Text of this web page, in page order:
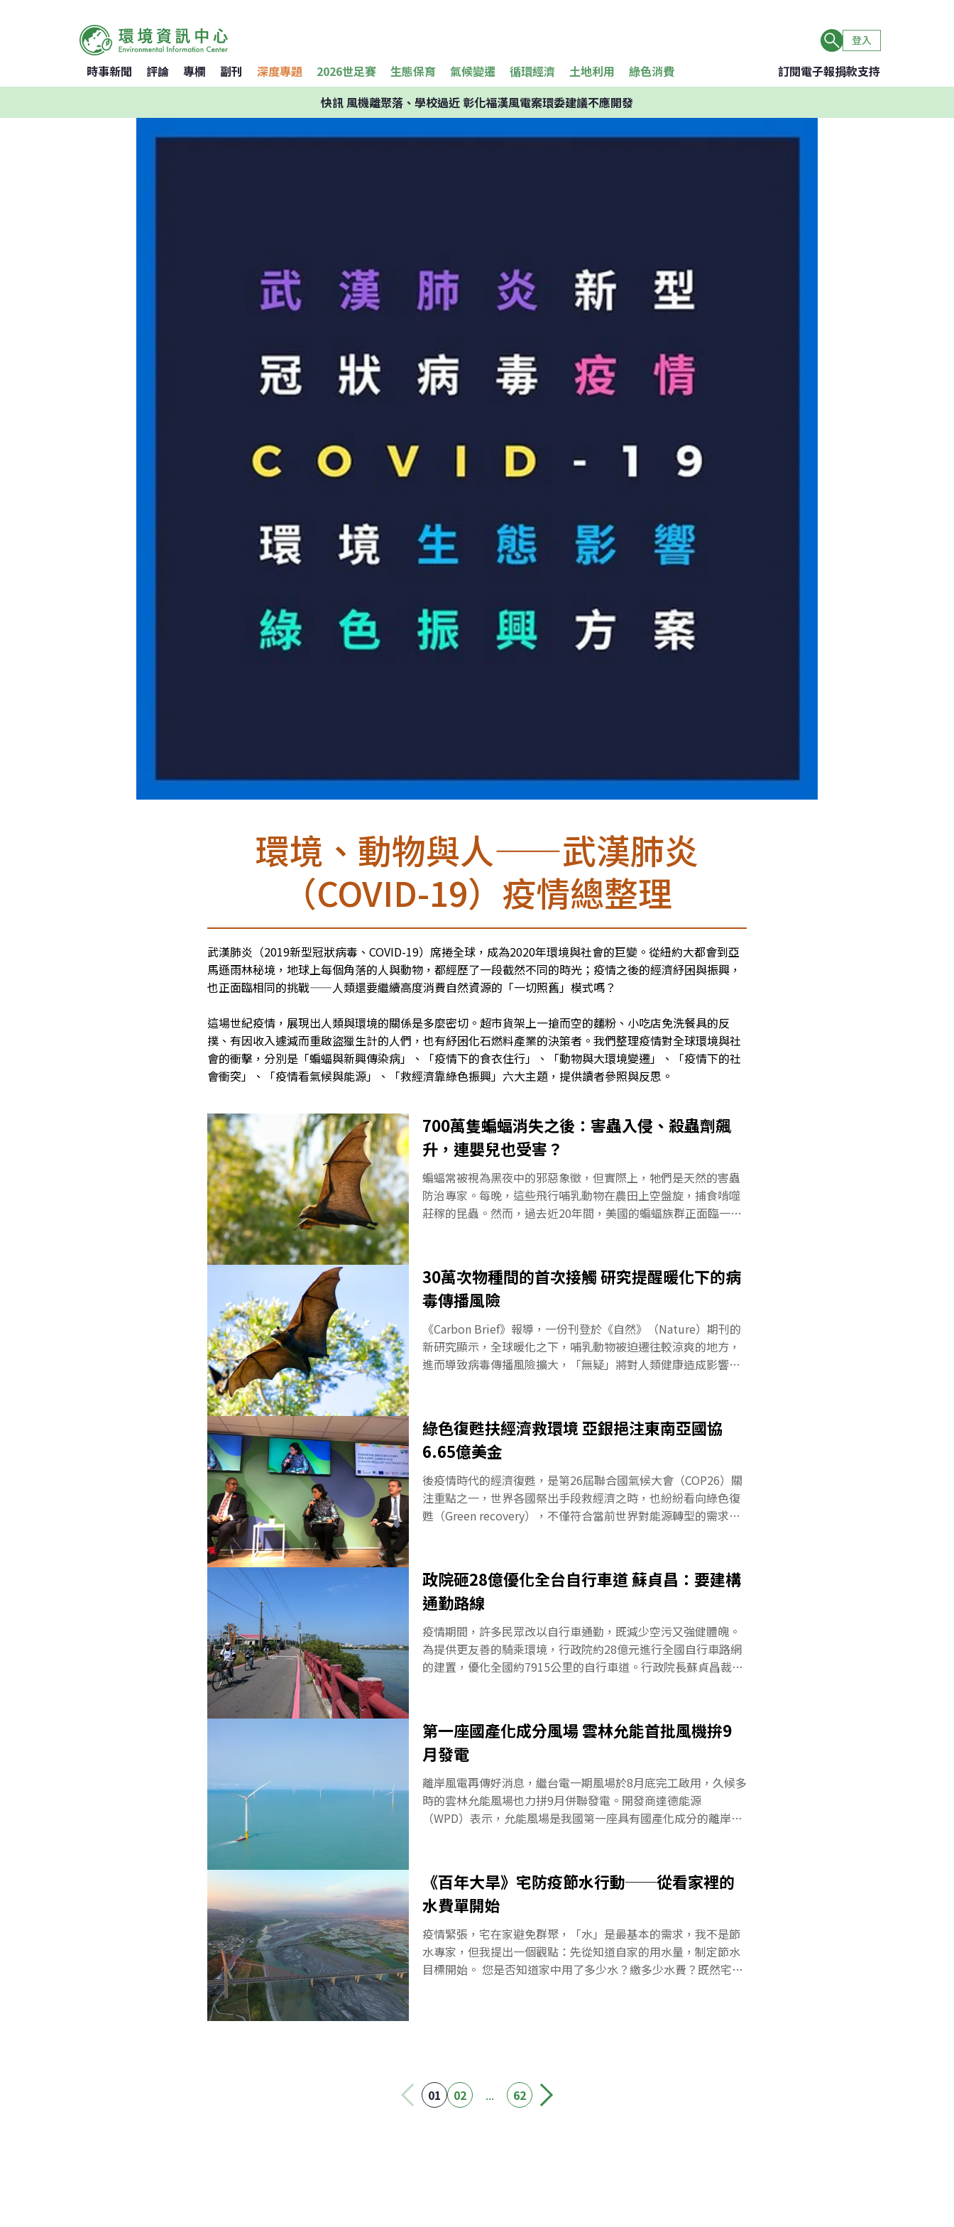
登入
時事新聞 評論 專欄 副刊 深度專題 2026世足賽 生態保育 氣候變遷 循環經濟 土地利用 綠色消費 訂閱電子報捐款支持
快訊風機離聚落、學校過近 彰化福漢風電案環委建議不應開發
環境、動物與人——武漢肺炎
（COVID-19）疫情總整理
武漢肺炎（2019新型冠狀病毒、COVID-19）席捲全球，成為2020年環境與社會的巨變。從紐約大都會到亞
馬遜雨林秘境，地球上每個角落的人與動物，都經歷了一段截然不同的時光；疫情之後的經濟紓困與振興，
也正面臨相同的挑戰——人類還要繼續高度消費自然資源的「一切照舊」模式嗎？
這場世紀疫情，展現出人類與環境的關係是多麼密切。超市貨架上一搶而空的麵粉、小吃店免洗餐具的反
撲、有因收入遽減而重啟盜獵生計的人們，也有紓困化石燃料產業的決策者。我們整理疫情對全球環境與社
會的衝擊，分別是「蝙蝠與新興傳染病」、「疫情下的食衣住行」、「動物與大環境變遷」、「疫情下的社
會衝突」、「疫情看氣候與能源」、「救經濟靠綠色振興」六大主題，提供讀者參照與反思。
700萬隻蝙蝠消失之後：害蟲入侵、殺蟲劑飆
升，連嬰兒也受害？
蝙蝠常被視為黑夜中的邪惡象徵，但實際上，牠們是天然的害蟲
防治專家。每晚，這些飛行哺乳動物在農田上空盤旋，捕食啃噬
莊稼的昆蟲。然而，過去近20年間，美國的蝙蝠族群正面臨一種
蝠對自然環境至關重要，卻也是最容易被誤解的動物之一。舉例
來說，在不少創作中，蝙蝠有吸血鬼的駭人形象，但全球1400種
蝙蝠當中，只有三種生於溫暖潮濕地區，偏好牛馬豬等大型家畜
的血。再如新冠病毒被懷疑由蝙蝠傳播人類，雖然尚未證實，但
許多科學家反而認為，問題根源是人類破壞自然環境，導致野生
動物與人類及家畜的距離太近，使人畜共通傳染病有機會快速蔓
延。有生物學家指出，蝙蝠的確可能攜帶疫病，但利遠大於弊。
動
30萬次物種間的首次接觸 研究提醒暖化下的病
毒傳播風險
《Carbon Brief》報導，一份刊登於《自然》（Nature）期刊的
新研究顯示，全球暖化之下，哺乳動物被迫遷往較涼爽的地方，
進而導致病毒傳播風險擴大，「無疑」將對人類健康造成影響。
遷增加了不同哺乳動物接觸的機會，並因此提升新興疾病傳播風
險。世界各地的「生物多樣性熱點」以及亞洲和非洲的人口稠密
地區最有可能受到影響。作者表示，根據研究結果，到2070年，
氣候變遷很可能成為跨物種病毒傳播的主要人為因素，而且就算
加速氣候行動，對緩解病毒演化的風險也沒有顯著幫助。氣候變
遷增加哺乳動物接觸機會 提升病毒傳播風險隨著氣溫升高和降雨
量變化，部分物種被迫尋找氣候條件合適的新家（不能遷移的物
綠色復甦扶經濟救環境 亞銀挹注東南亞國協
6.65億美金
後疫情時代的經濟復甦，是第26屆聯合國氣候大會（COP26）關
注重點之一，世界各國祭出手段救經濟之時，也紛紛看向綠色復
甦（Green recovery），不僅符合當前世界對能源轉型的需求，
（約新台幣185億元），全力衝刺綠色復甦行動。疫後經濟不振
東協看向綠色復甦與轉型COVID-19重創全球經濟，在世界各國逐
步解封、重啟經濟活動之際，綠色復甦成為決策者在後疫情時代
的救經濟手段，不管是資金挹注、傾向支持能源轉型的政策，或
透過逐步邁向淨零碳排的過程，促進產業轉型並增加工作機會，
也就是透過綠色經濟「電擊」COVID-19期間奄奄一息的全球經
濟。亞洲開發銀行2日宣布6.65億美金挹注綠色融資平台，分別來
政院砸28億優化全台自行車道 蘇貞昌：要建構
通勤路線
疫情期間，許多民眾改以自行車通勤，既減少空污又強健體魄。
為提供更友善的騎乘環境，行政院約28億元進行全國自行車路網
的建置，優化全國約7915公里的自行車道。行政院長蘇貞昌裁
自行車單一總入口網」，提供車友回饋管道，做為未來改善參
考。台灣自行車道近8000公里 多以運動、觀光遊憩為主自行車曾
是台灣人最主要的交通工具，早年送貨、送信都騎「鐵馬」，二
戰時期日軍甚至把「自轉車」視作戰場工具。隨著科技發展，燃
油汽機車逐漸取代腳踏車，騎單車轉變為運動、遊憩的活動，而
台灣的捷安特、美利達也成為全球知名自行車品牌。然而，大量
的燃油汽機車所排放的廢氣，造成嚴重的空氣污染與碳排放，隨
第一座國產化成分風場 雲林允能首批風機拚9
月發電
離岸風電再傳好消息，繼台電一期風場於8月底完工啟用，久候多
時的雲林允能風場也力拼9月併聯發電。開發商達德能源
（WPD）表示，允能風場是我國第一座具有國產化成分的離岸風
部積極推動國產化能源轉型是蔡政府的重要政策，積極發展離岸
風電、推動再生能源，並希望透過選商機制引導風電產業國產
化，讓國際離岸風電業者的技術可以根留台灣，帶動國內產業發
展，是國內近年熱門的綠色商機之一。經濟部表示，國內產業過
去沒有實際離岸風電水下基礎製造經驗，面臨許多技術上的學習
瓶頸，「以興達海基為例，初期在銲接品質良率偏低，亦有發生
銲道冷裂問題。」但經過學習調整後，已克服銲接技術瓶頸，量
《百年大旱》宅防疫節水行動──從看家裡的
水費單開始
疫情緊張，宅在家避免群聚，「水」是最基本的需求，我不是節
水專家，但我提出一個觀點：先從知道自家的用水量，制定節水
目標開始。 您是否知道家中用了多少水？繳多少水費？既然宅在
加上污水處理費。這是合理的作法，把水弄髒了，要經過下水道
送到污水處理廠，才能放流到海洋。 這一次，我們只討論水單中
01 02 ... 62